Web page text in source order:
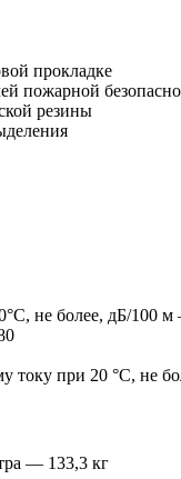
прокладке
пожарной
резины
не более, дБ/100
току при 20 °C, не
— 133,3 кг